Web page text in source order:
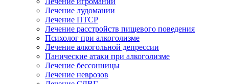
Лечение лудомании
Лечение ПТСР
Лечение расстройств пищевого поведения
Психолог при алкоголизме
Лечение алкогольной депрессии
Панические атаки при алкоголизме
Лечение бессонницы
Лечение неврозов